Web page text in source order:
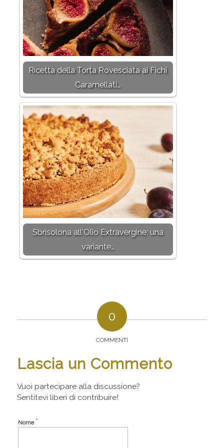
Ricetta della Torta Rovesciata ai Fichi
Caramellati…
Sbrisolona all'Olio Extravergine: una
variante…
0
COMMENTI
Lascia un Commento
Vuoi partecipare alla discussione?
Sentitevi liberi di contribuire!
Nome*